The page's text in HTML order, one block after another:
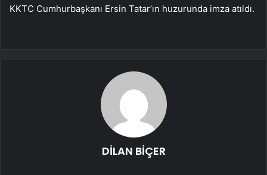
KKTC Cumhurbaşkanı Ersin Tatar’ın huzurunda imza atıldı.
DİLAN BİÇER